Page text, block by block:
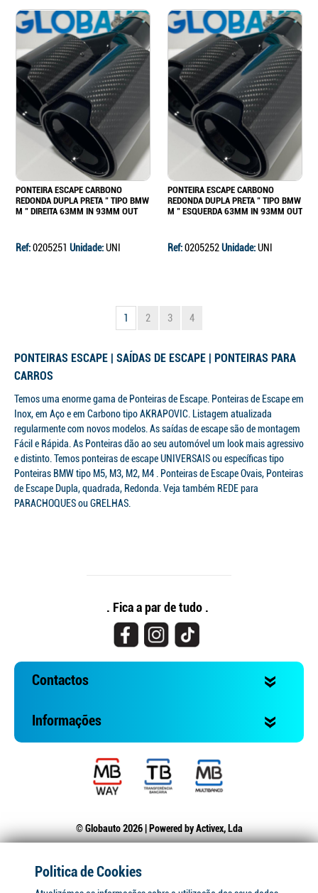
PONTEIRA ESCAPE CARBONO
REDONDA DUPLA PRETA " TIPO BMW
M " DIREITA 63MM IN 93MM OUT
Ref:0205251 Unidade:UNI
PONTEIRA ESCAPE CARBONO
REDONDA DUPLA PRETA " TIPO BMW
M " ESQUERDA 63MM IN 93MM OUT
Ref:0205252Unidade:UNI
1 2 3 4
PONTEIRAS ESCAPE | SAÍDAS DE ESCAPE | PONTEIRAS PARA
CARROS
Temos uma enorme gama de Ponteiras de Escape. Ponteiras de Escape em
Inox, em Aço e em Carbono tipo AKRAPOVIC. Listagem atualizada
regularmente com novos modelos. As saídas de escape são de montagem
Fácil e Rápida. As Ponteiras dão ao seu automóvel um look mais agressivo
e distinto. Temos ponteiras de escape UNIVERSAIS ou específicas tipo
Ponteiras BMW tipo M5, M3, M2, M4 . Ponteiras de Escape Ovais, Ponteiras
de Escape Dupla, quadrada, Redonda. Veja também REDE para
PARACHOQUES ou GRELHAS.
. Fica a par de tudo .
Contactos
Informações
© Globauto 2026 | Powered byActivex, Lda
Politica de Cookies